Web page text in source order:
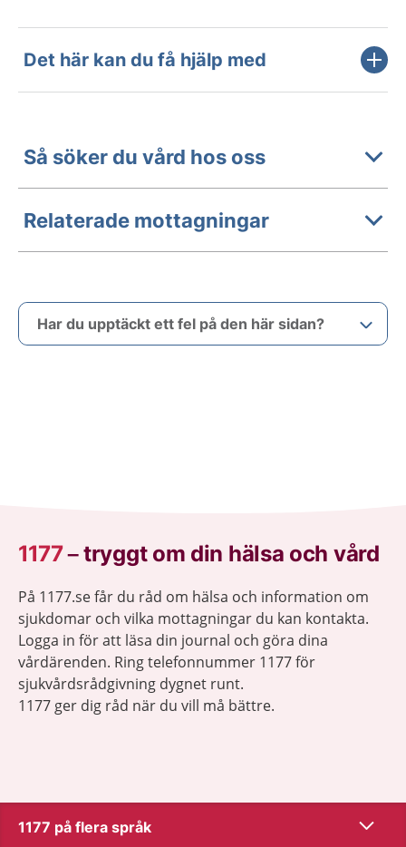
Det här kan du få hjälp med
Så söker du vård hos oss
Relaterade mottagningar
Har du upptäckt ett fel på den här sidan?
1177–tryggt om din hälsa och vård
På 1177.se får du råd om hälsa och information om
sjukdomar och vilka mottagningar du kan kontakta.
Logga in för att läsa din journal och göra dina
vårdärenden. Ring telefonnummer 1177 för
sjukvårdsrådgivning dygnet runt.
1177 ger dig råd när du vill må bättre.
1177 på flera språk Visa